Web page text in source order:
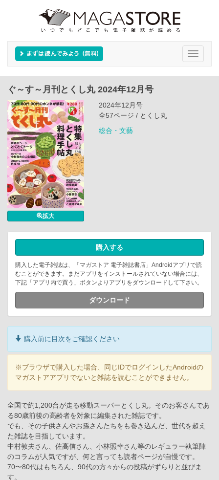
Toggle
ぐ～す～月刊とくし丸 2024年12月号
拡大
2024年12月号
全57ページ / とくし丸
総合・文藝
購入する
購入した電子雑誌は、「マガストア 電子雑誌書店」Androidアプリで読
むことができます。まだアプリをインストールされていない場合には、
下記「アプリ内で買う」ボタンよりアプリをダウンロードして下さい。
ダウンロード
購入前に目次をご確認ください
※ブラウザで購入した場合、同じIDでログインしたAndroidの
マガストアアプリでないと雑誌を読むことができません。
全国で約1,200台が走る移動スーパーとくし丸。そのお客さんであ
る80歳前後の高齢者を対象に編集された雑誌です。
でも、その子供さんやお孫さんたちをも巻き込んだ、世代を超え
た雑誌を目指しています。
中村敦夫さん、佐高信さん、小林照幸さん等のレギュラー執筆陣
のコラムが人気ですが、何と言っても読者ページが自慢です。
70〜80代はもちろん、90代の方々からの投稿がずらりと並びま
す。